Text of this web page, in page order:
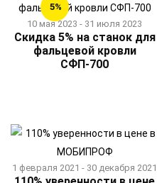
5%
10 мая 2023 - 31 июля 2023
Скидка 5% на станок для
фальцевой кровли
СФП-700
1 февраля 2021 - 30 декабря 2021